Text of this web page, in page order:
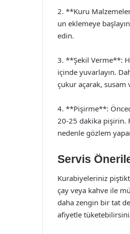
2. **Kuru
un eklemeye
edin.
3. **Şekil Verme**:
içinde yuvarlayın.
çukur açarak, susam
4. **Pişirme**:
20-25 dakika pişirin.
nedenle gözlem
Servis
Kurabiyeleriniz
çay veya kahve ile
daha zengin bir tat
afiyetle